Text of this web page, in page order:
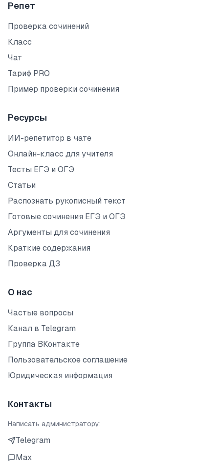
Репет
Проверка сочинений
Класс
Чат
Тариф PRO
Пример проверки сочинения
Ресурсы
ИИ-репетитор в чате
Онлайн-класс для учителя
Тесты ЕГЭ и ОГЭ
Статьи
Распознать рукописный текст
Готовые сочинения ЕГЭ и ОГЭ
Аргументы для сочинения
Краткие содержания
Проверка ДЗ
О нас
Частые вопросы
Канал в Telegram
Группа ВКонтакте
Пользовательское соглашение
Юридическая информация
Контакты
Написать администратору:
Telegram
Max